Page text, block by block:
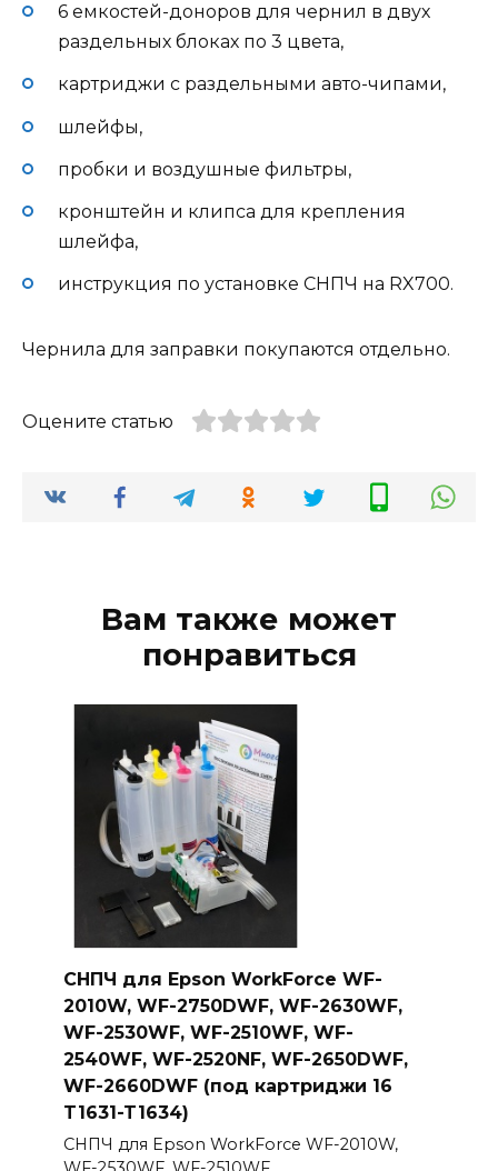
6 емкостей-доноров для чернил в двух
раздельных блоках по 3 цвета,
картриджи с раздельными авто-чипами,
шлейфы,
пробки и воздушные фильтры,
кронштейн и клипса для крепления
шлейфа,
инструкция по установке СНПЧ на RX700.
Чернила для заправки покупаются отдельно.
Оцените статью
Вам также может
понравиться
СНПЧ для Epson WorkForce WF-
2010W, WF-2750DWF, WF-2630WF,
WF-2530WF, WF-2510WF, WF-
2540WF, WF-2520NF, WF-2650DWF,
WF-2660DWF (под картриджи 16
T1631-T1634)
СНПЧ для Epson WorkForce WF-2010W,